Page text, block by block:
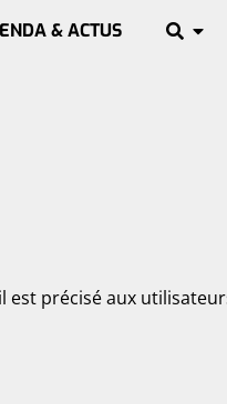
& ACTUS
est précisé aux